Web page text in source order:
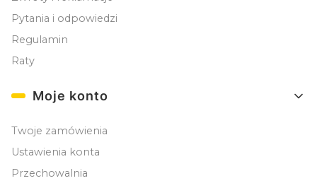
Pytania i odpowiedzi
Regulamin
Raty
Moje konto
Twoje zamówienia
Ustawienia konta
Przechowalnia